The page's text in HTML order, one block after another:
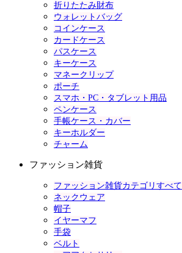
折りたたみ財布
ウォレットバッグ
コインケース
カードケース
パスケース
キーケース
マネークリップ
ポーチ
スマホ・PC・タブレット用品
ペンケース
手帳ケース・カバー
キーホルダー
チャーム
ファッション雑貨
ファッション雑貨カテゴリすべて
ネックウェア
帽子
イヤーマフ
手袋
ベルト